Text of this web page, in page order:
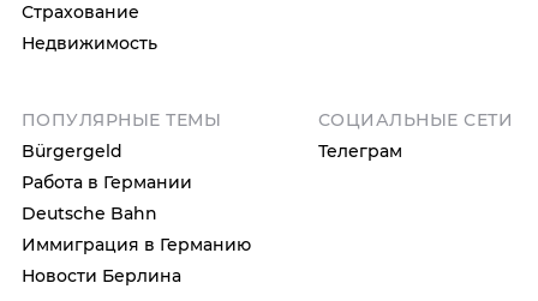
Страхование
Недвижимость
ПОПУЛЯРНЫЕ ТЕМЫ
Bürgergeld
Работа в Германии
Deutsche Bahn
Иммиграция в Германию
Новости Берлина
СОЦИАЛЬНЫЕ СЕТИ
Телеграм